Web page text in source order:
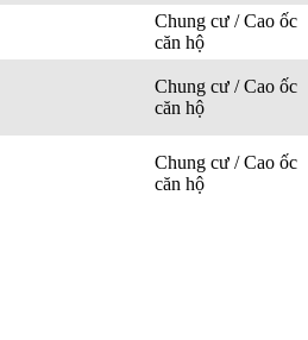
Chung cư / Cao ốc
căn hộ
Chung cư / Cao ốc
căn hộ
Chung cư / Cao ốc
căn hộ